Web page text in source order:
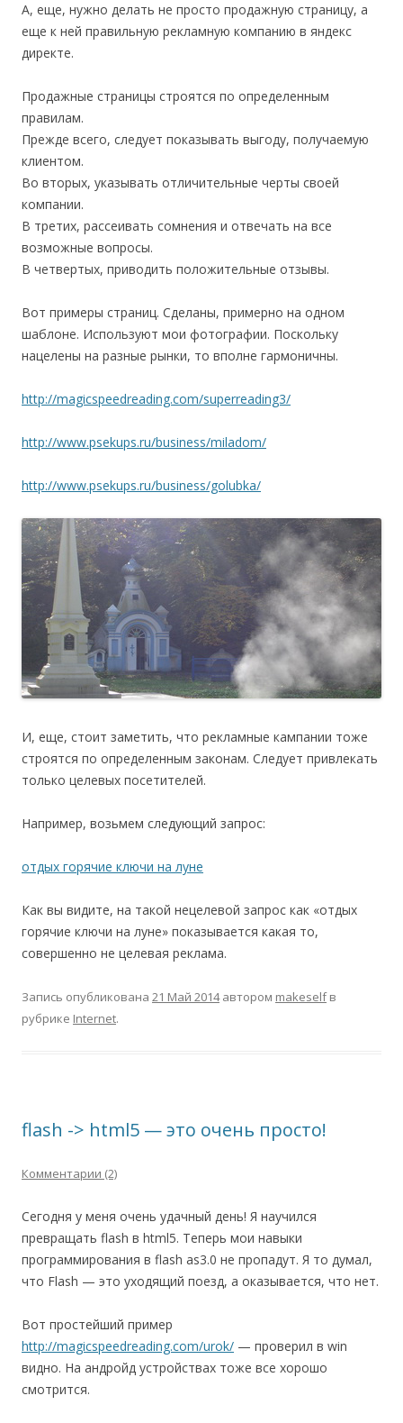
А, еще, нужно делать не просто продажную страницу, а
еще к ней правильную рекламную компанию в яндекс
директе.
Продажные страницы строятся по определенным
правилам.
Прежде всего, следует показывать выгоду, получаемую
клиентом.
Во вторых, указывать отличительные черты своей
компании.
В третих, рассеивать сомнения и отвечать на все
возможные вопросы.
В четвертых, приводить положительные отзывы.
Вот примеры страниц. Сделаны, примерно на одном
шаблоне. Используют мои фотографии. Поскольку
нацелены на разные рынки, то вполне гармоничны.
http://magicspeedreading.com/superreading3/
http://www.psekups.ru/business/miladom/
http://www.psekups.ru/business/golubka/
И, еще, стоит заметить, что рекламные кампании тоже
строятся по определенным законам. Следует привлекать
только целевых посетителей.
Например, возьмем следующий запрос:
отдых горячие ключи на луне
Как вы видите, на такой нецелевой запрос как «отдых
горячие ключи на луне» показывается какая то,
совершенно не целевая реклама.
Запись опубликована 21 Май 2014автором makeselfв
рубрике Internet.
flash -> html5 — это очень просто!
Комментарии (2)
Сегодня у меня очень удачный день! Я научился
превращать flash в html5. Теперь мои навыки
программирования в flash as3.0 не пропадут. Я то думал,
что Flash — это уходящий поезд, а оказывается, что нет.
Вот простейший пример
http://magicspeedreading.com/urok/ — проверил в win
видно. На андройд устройствах тоже все хорошо
смотрится.